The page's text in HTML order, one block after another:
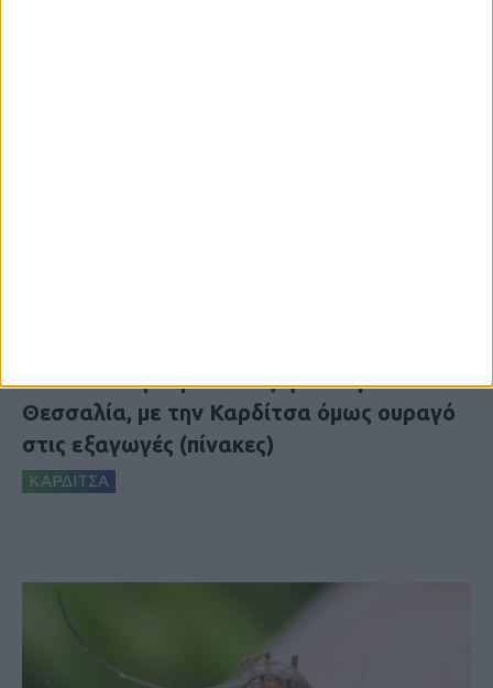
Θετικό το εμπορικό ισοζύγιο στη
Θεσσαλία, με την Καρδίτσα όμως ουραγό
στις εξαγωγές (πίνακες)
ΚΑΡΔΙΤΣΑ